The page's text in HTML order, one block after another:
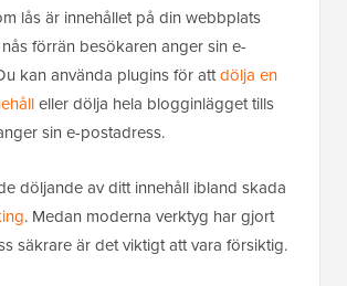
lås är innehållet på din webbplats
förrän besökaren anger sin e-
kan använda plugins för attdölja en
eller dölja hela blogginlägget tills
sin e-postadress.
döljande av ditt innehåll ibland skada
. Medan moderna verktyg har gjort
säkrare är det viktigt att vara försiktig.